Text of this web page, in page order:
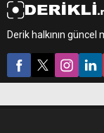
Derik halkının güncel